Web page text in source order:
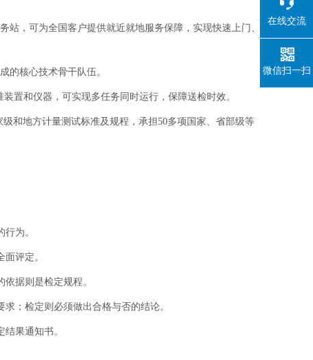
站， 可为全国客户提供就近就地服务保障，实现快速上门、
的核心技术骨干队伍。
置和仪器，可实现多任务同时运⾏，保障送检时效。
和地⽅计量测试标准及规程，承担50多项国家、省部级等
为。
评定。
据则是检定规程。
；检定则必须做出合格与否的结论。
果通知书。
在线交流
微信扫一扫